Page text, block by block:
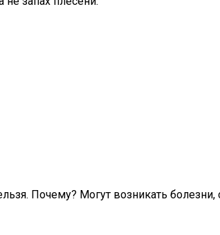
Почему? Могут возникать